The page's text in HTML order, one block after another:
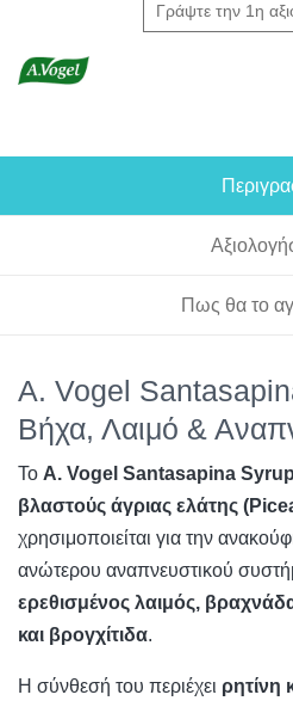
Γράψτε την 1η
Πως θα το
A. Vogel
Βήχα, Λαιμό &
Το A. Vogel Santasapina Syrup
βλαστούς άγριας ελάτης
χρησιμοποιείται για την
ανώτερου αναπνευστικού
ερεθισμένος λαιμός,
και βρογχίτιδα.
Η σύνθεσή του περιέχει ρητίνη